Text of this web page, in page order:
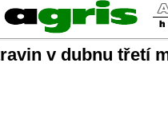
v dubnu třetí